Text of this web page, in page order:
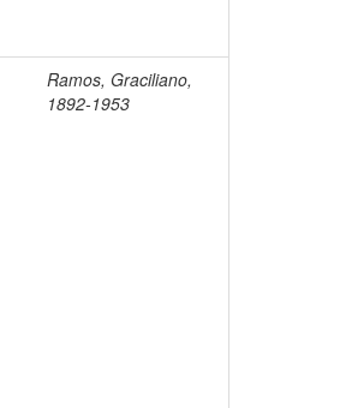
Ramos, Graciliano,
1892-1953